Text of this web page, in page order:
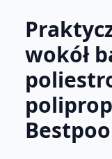
wokół